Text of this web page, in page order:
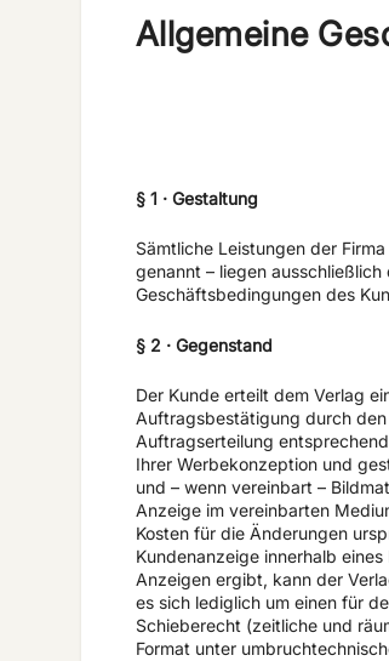
Allgemeine
§ 1 · Gestaltung
Sämtliche Leistungen der
genannt – liegen
Geschäftsbedingungen des
§ 2 · Gegenstand
Der Kunde erteilt dem Verlag
Auftragsbestätigung durch
Auftragserteilung
Ihrer Werbekonzeption und
und – wenn vereinbart –
Anzeige im vereinbarten
Kosten für die Änderungen
Kundenanzeige innerhalb
Anzeigen ergibt, kann der
es sich lediglich um einen für
Schieberecht (zeitliche und
Format unter